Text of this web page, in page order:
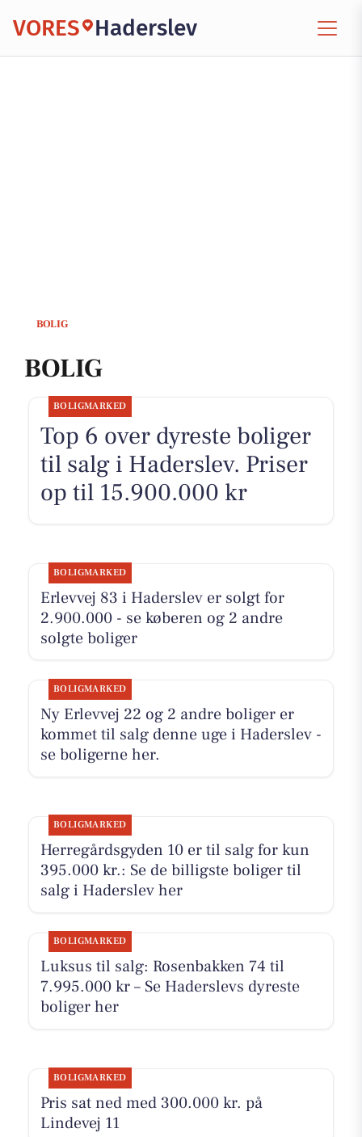
VORES Haderslev
BOLIG
BOLIG
BOLIGMARKED
Top 6 over dyreste boliger
til salg i Haderslev. Priser
op til 15.900.000 kr
BOLIGMARKED
Erlevvej 83 i Haderslev er solgt for
2.900.000 - se køberen og 2 andre
solgte boliger
BOLIGMARKED
Ny Erlevvej 22 og 2 andre boliger er
kommet til salg denne uge i Haderslev -
se boligerne her.
BOLIGMARKED
Herregårdsgyden 10 er til salg for kun
395.000 kr.: Se de billigste boliger til
salg i Haderslev her
BOLIGMARKED
Luksus til salg: Rosenbakken 74 til
7.995.000 kr – Se Haderslevs dyreste
boliger her
BOLIGMARKED
Pris sat ned med 300.000 kr. på
Lindevej 11